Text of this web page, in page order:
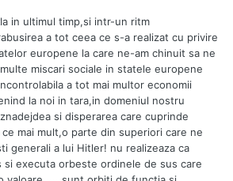
in ultimul timp,si intr-un ritm
a tot ceea ce s-a realizat cu privire
europene la care ne-am chinuit sa ne
miscari sociale in statele europene
a tot mai multor economii
la noi in tara,in domeniul nostru
si disperarea care cuprinde
mai mult,o parte din superiori care ne
generali a lui Hitler! nu realizeaza ca
si executa orbeste ordinele de sus care